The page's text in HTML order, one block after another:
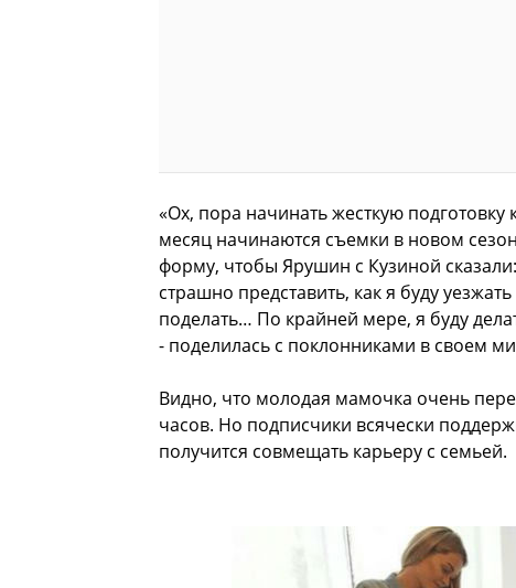
«Ох, пора начинать жесткую
месяц начинаются съемки в новом
форму, чтобы Ярушин с Кузиной
страшно представить, как я буду
поделать… По крайней мере, я буду
- поделилась с поклонниками в своем
Видно, что молодая мамочка очень
часов. Но подписчики всячески
получится совмещать карьеру с семьей.